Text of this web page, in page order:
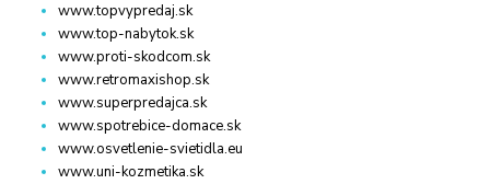
www.topvypredaj.sk
www.top-nabytok.sk
www.proti-skodcom.sk
www.retromaxishop.sk
www.superpredajca.sk
www.spotrebice-domace.sk
www.osvetlenie-svietidla.eu
www.uni-kozmetika.sk